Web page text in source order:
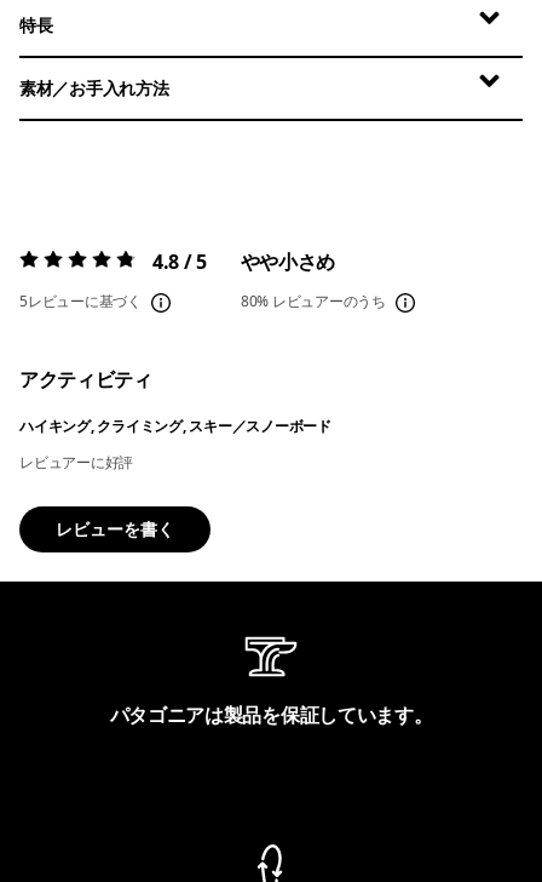
特長
素材／お手入れ方法
評価:4.8 / 5 4.8 / 5
5レビューに基づく
やや小さめ
80% レビュアーのうち
アクティビティ
ハイキング, クライミング, スキー／スノーボード
レビュアーに好評
レビューを書く
パタゴニアは製品を保証しています。